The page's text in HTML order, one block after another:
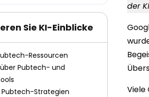
Sie KI-Einblicke
Ressourcen
Pubtech- und
Strategien
der
Viele